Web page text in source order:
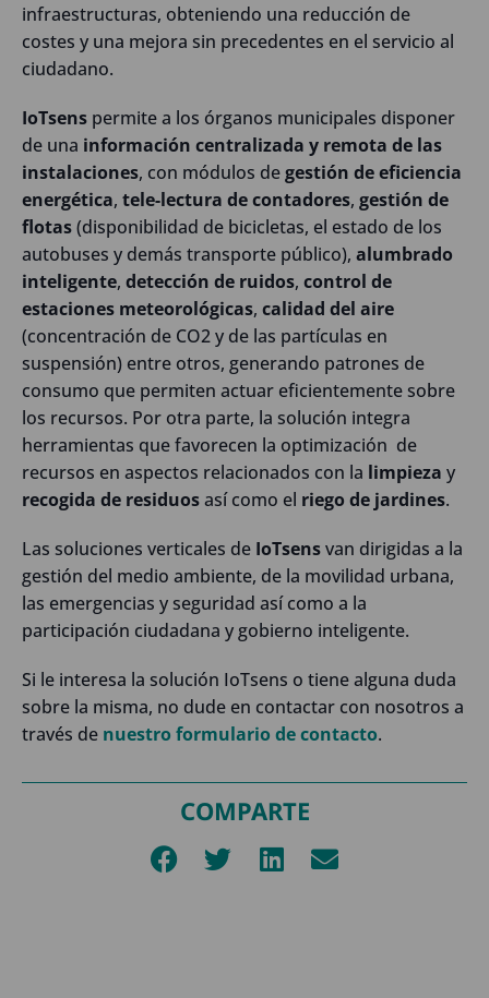
infraestructuras, obteniendo una reducción de
costes y una mejora sin precedentes en el servicio al
ciudadano.
IoTsens permite a los órganos municipales disponer
de una información centralizada y remota de las
instalaciones, con módulos degestión de eficiencia
energética, tele-lectura de contadores, gestión de
flotas(disponibilidad de bicicletas, el estado de los
autobuses y demás transporte público), alumbrado
inteligente, detección de ruidos, control de
estaciones meteorológicas, calidad del aire
(concentración de CO2 y de las partículas en
suspensión) entre otros, generando patrones de
consumo que permiten actuar eficientemente sobre
los recursos. Por otra parte, la solución integra
herramientas que favorecen la optimización de
recursos en aspectos relacionados con la limpieza y
recogida de residuosasí como el riego de jardines.
Las soluciones verticales de IoTsensvan dirigidas a la
gestión del medio ambiente, de la movilidad urbana,
las emergencias y seguridad así como a la
participación ciudadana y gobierno inteligente.
Si le interesa la solución IoTsens o tiene alguna duda
sobre la misma, no dude en contactar con nosotros a
través de nuestro formulario de contacto.
COMPARTE